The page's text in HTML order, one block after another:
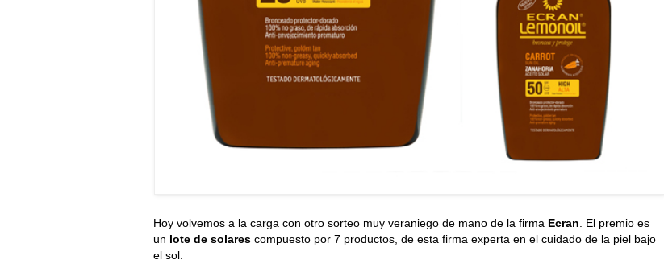
Hoy volvemos a la carga con otro sorteo muy veraniego de mano de la firma Ecran . El premio es
un lote de solares compuesto por 7 productos, de esta firma experta en el cuidado de la piel bajo
el sol: